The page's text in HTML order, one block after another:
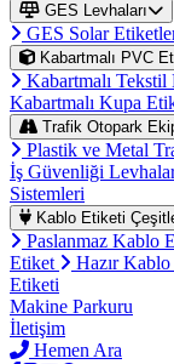
GES Levhaları
GES Solar
Kabartmalı PVC
Kabartmalı Tekstil
Kabartmalı Kupa
Trafik Otopark
Plastik ve Metal
İş Güvenliği
Sistemleri
Kablo Etiketi
Paslanmaz Kablo
Etiket
Hazır
Etiketi
Makine Parkuru
İletişim
Hemen Ara